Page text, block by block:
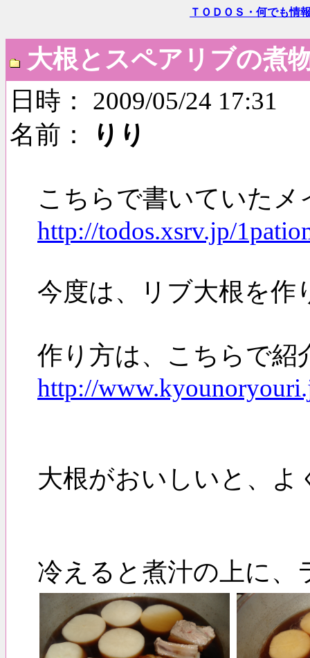
ＴＯＤＯＳ・何でも情
大根とスペアリブの煮
日時： 2009/05/24 17:31
名前：
りり
こちらで書いていた
http://todos.xsrv.jp/
今度は、リブ大根を作
作り方は、こちらで紹
http://
大根がおいしいと、よ
冷えると煮汁の上に、